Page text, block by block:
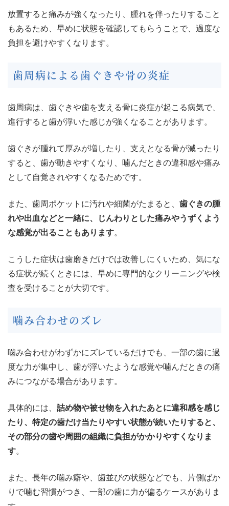
放置すると痛みが強くなったり、腫れを伴ったりすること
もあるため、早めに状態を確認してもらうことで、過度な
負担を避けやすくなります。
歯周病による歯ぐきや骨の炎症
歯周病は、歯ぐきや歯を支える骨に炎症が起こる病気で、
進行すると歯が浮いた感じが強くなることがあります。
歯ぐきが腫れて厚みが増したり、支えとなる骨が減ったり
すると、歯が動きやすくなり、噛んだときの違和感や痛み
として自覚されやすくなるためです。
また、歯周ポケットに汚れや細菌がたまると、 歯ぐきの腫
れや出血などと一緒に、じんわりとした痛みやうずくよう
な感覚が出ることもあります。
こうした症状は歯磨きだけでは改善しにくいため、気にな
る症状が続くときには、早めに専門的なクリーニングや検
査を受けることが大切です。
噛み合わせのズレ
噛み合わせがわずかにズレているだけでも、一部の歯に過
度な力が集中し、歯が浮いたような感覚や噛んだときの痛
みにつながる場合があります。
具体的には、 詰め物や被せ物を入れたあとに違和感を感じ
たり、特定の歯だけ当たりやすい状態が続いたりすると、
その部分の歯や周囲の組織に負担がかかりやすくなりま
す。
また、長年の噛み癖や、歯並びの状態などでも、片側ばか
りで噛む習慣がつき、一部の歯に力が偏るケースがありま